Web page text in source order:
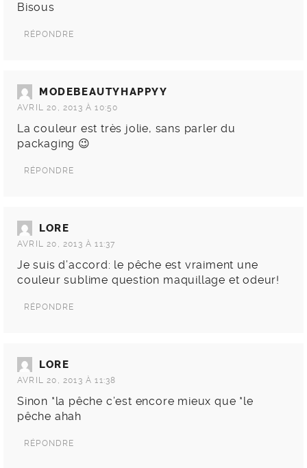
Bisous
RÉPONDRE
MODEBEAUTYHAPPYY
AVRIL 20, 2013 À 10:50
La couleur est très jolie, sans parler du
packaging 😉
RÉPONDRE
LORE
AVRIL 20, 2013 À 11:37
Je suis d’accord: le pêche est vraiment une
couleur sublime question maquillage et odeur!
RÉPONDRE
LORE
AVRIL 20, 2013 À 11:38
Sinon *la pêche c’est encore mieux que *le
pêche ahah
RÉPONDRE